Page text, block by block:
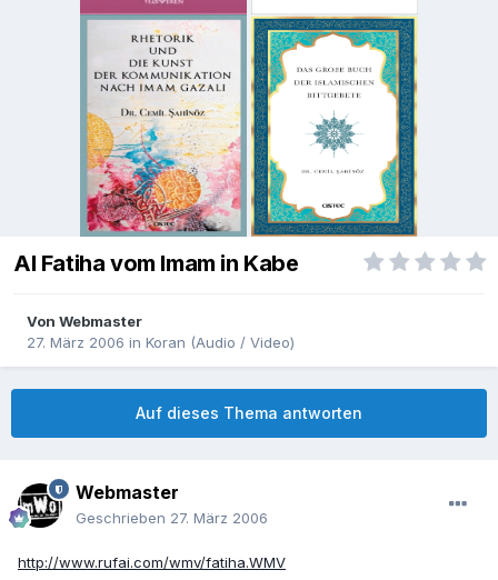
Al Fatiha vom Imam in Kabe
Von Webmaster
27. März 2006 in Koran (Audio / Video)
Auf dieses Thema antworten
Webmaster
Geschrieben 27. März 2006
http://www.rufai.com/wmv/fatiha.WMV